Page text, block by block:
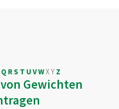
Q RS T U VWXY Z
Gewichten